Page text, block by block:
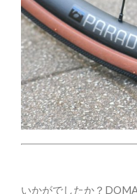
いかがでしたか？